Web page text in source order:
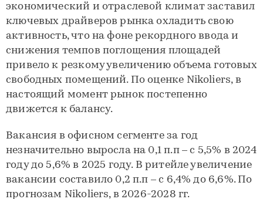
экономический и отраслевой климат заставил
ключевых драйверов рынка охладить свою
активность, что на фоне рекордного ввода и
снижения темпов поглощения площадей
привело к резкому увеличению объема готовых
свободных помещений. По оценке Nikoliers, в
настоящий момент рынок постепенно
движется к балансу.
Вакансия в офисном сегменте за год
незначительно выросла на 0,1 п.п – с 5,5% в 2024
году до 5,6% в 2025 году. В ритейле увеличение
вакансии составило 0,2 п.п – с 6,4% до 6,6%. По
прогнозам Nikoliers, в 2026-2028 гг.